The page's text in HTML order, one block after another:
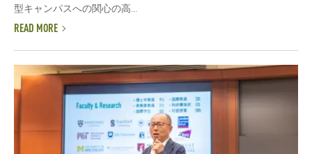
型キャンパスへの関心の高...
READ MORE